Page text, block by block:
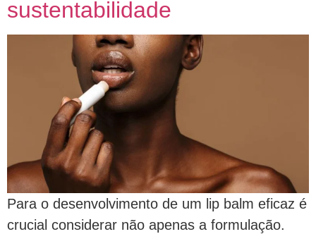
sustentabilidade
Para o desenvolvimento de um lip balm eficaz é
crucial considerar não apenas a formulação.